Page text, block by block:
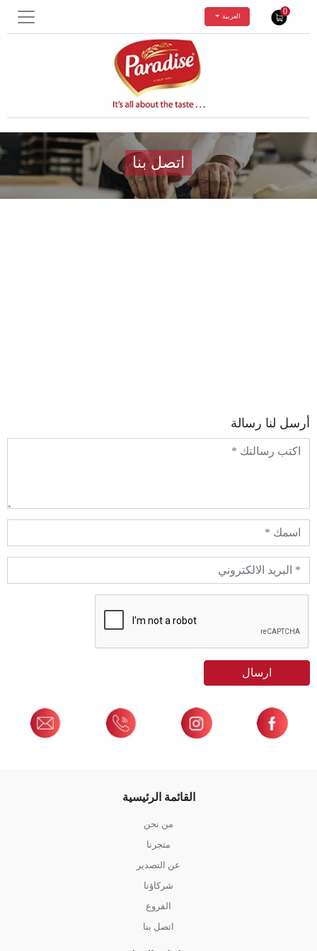
0
العربية
اتصل بنا
أرسل لنا رسالة
ارسال
القائمة الرئيسية
من نحن
متجرنا
عن التصدير
شركاؤنا
الفروع
اتصل بنا